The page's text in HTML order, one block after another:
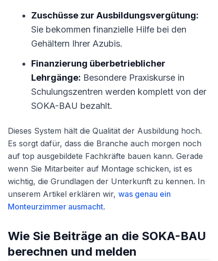
Zuschüsse zur Ausbildungsvergütung:
Sie bekommen finanzielle Hilfe bei den
Gehältern Ihrer Azubis.
Finanzierung überbetrieblicher
Lehrgänge: Besondere Praxiskurse in
Schulungszentren werden komplett von der
SOKA-BAU bezahlt.
Dieses System hält die Qualität der Ausbildung hoch.
Es sorgt dafür, dass die Branche auch morgen noch
auf top ausgebildete Fachkräfte bauen kann. Gerade
wenn Sie Mitarbeiter auf Montage schicken, ist es
wichtig, die Grundlagen der Unterkunft zu kennen. In
unserem Artikel erklären wir, was genau ein
Monteurzimmer ausmacht.
Wie Sie Beiträge an die SOKA-BAU
berechnen und melden